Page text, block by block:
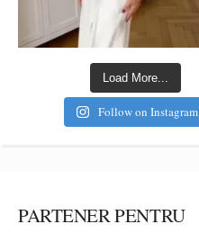
Load More...
Follow on Instagram
PARTENER PENTRU